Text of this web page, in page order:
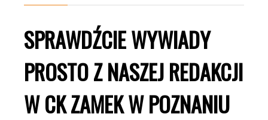
SPRAWDŹCIE WYWIADY
PROSTO Z NASZEJ REDAKCJI
W CK ZAMEK W POZNANIU